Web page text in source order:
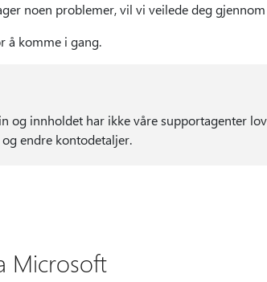
noen problemer, vil vi veilede deg
å komme i gang.
og innholdet har ikke våre supportagenter
endre kontodetaljer.
Microsoft